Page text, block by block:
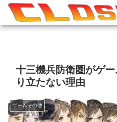
十三機兵防衛圏がゲ
り立たない理由
ゲームその他